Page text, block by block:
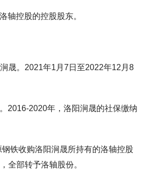
轴控股的控股股东。
晟。2021年1月7日至2022年12月8
2016-2020年，洛阳涧晟的社保缴纳
铁收购洛阳涧晟所持有的洛轴控股
全部转予洛轴股份。